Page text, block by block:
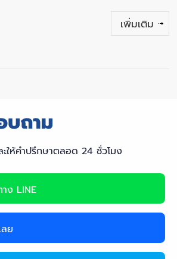
เพิ่มเติม
ะให้คำปรึกษาตลอด 24 ชั่วโมง
ง LINE
ลย